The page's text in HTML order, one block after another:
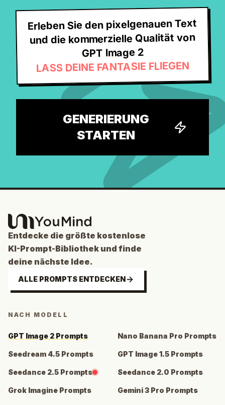
Erleben Sie den pixelgenauen Text
und die kommerzielle Qualität von
GPT Image 2
LASS DEINE FANTASIE FLIEGEN
GENERIERUNG
STARTEN
Entdecke die größte kostenlose
KI-Prompt-Bibliothek und finde
deine nächste Idee.
ALLE PROMPTS ENTDECKEN
NACH MODELL
GPT Image 2 Prompts Nano Banana Pro Prompts
Seedream 4.5 Prompts GPT Image 1.5 Prompts
Seedance 2.5 Prompts Seedance 2.0 Prompts
Grok Imagine Prompts Gemini 3 Pro Prompts